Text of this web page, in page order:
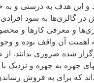
و این هدف به درستی و به
در گالری‌ها به سود
و معرفی کارها و
اهمیت آن واقف بوده و
شده ضروری بدانند.
چهره به چهره و نزدیک
که برای به فروش رساندن